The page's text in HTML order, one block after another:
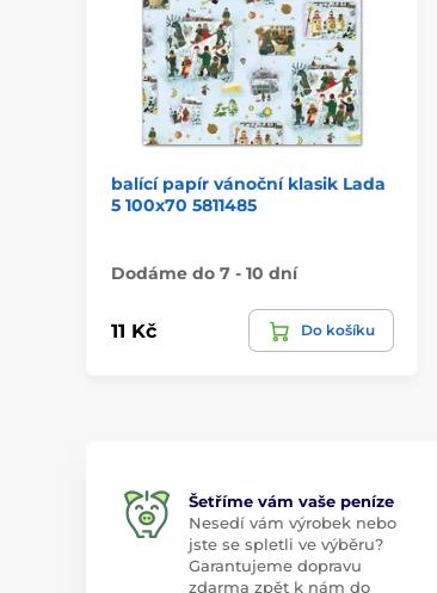
balící papír vánoční klasik Lada
5 100x70 5811485
Dodáme do 7 - 10 dní
11 Kč Do košíku
Šetříme vám vaše peníze
Nesedí vám výrobek nebo
jste se spletli ve výběru?
Garantujeme dopravu
zdarma zpět k nám do